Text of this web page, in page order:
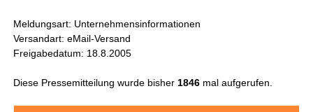
Meldungsart: Unternehmensinformationen
Versandart: eMail-Versand
Freigabedatum: 18.8.2005
Diese Pressemitteilung wurde bisher 1846 mal aufgerufen.